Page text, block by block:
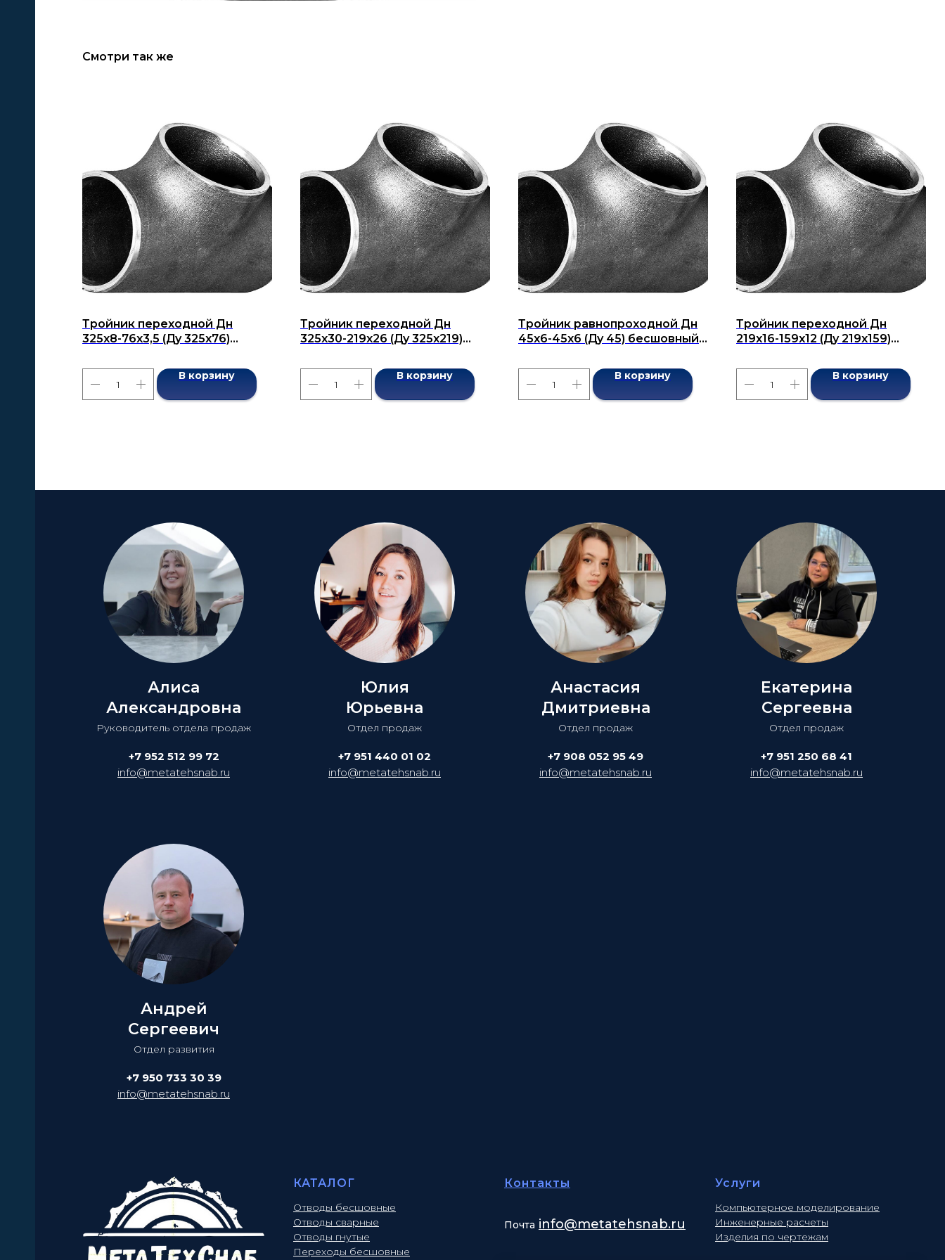
Смотри так же
Тройник переходной Дн
325x8-76x3,5 (Ду 325x76)
В корзину
Тройник переходной Дн
325х30-219х26 (Ду 325х219)
В корзину
Тройник равнопроходной Дн
45x6-45x6 (Ду 45) бесшовный
В корзину
Тройник переходной Дн
219x16-159x12 (Ду 219x159)
В корзину
Алиса
Александровна
Руководитель отдела продаж
+7 952 512 99 72
info@metatehsnab.ru
Юлия
Юрьевна
Отдел продаж
+7 951 440 01 02
info@metatehsnab.ru
Анастасия
Дмитриевна
Отдел продаж
+7 908 052 95 49
info@metatehsnab.ru
Екатерина
Сергеевна
Отдел продаж
+7 951 250 68 41
info@metatehsnab.ru
Андрей
Сергеевич
Отдел развития
+7 950 733 30 39
info@metatehsnab.ru
КАТАЛОГ
Отводы бесшовные
Отводы сварные
Отводы гнутые
Переходы бесшовные
Контакты
Почта info@metatehsnab.ru
Услуги
Компьютерное моделирование
Инженерные расчеты
Изделия по чертежам